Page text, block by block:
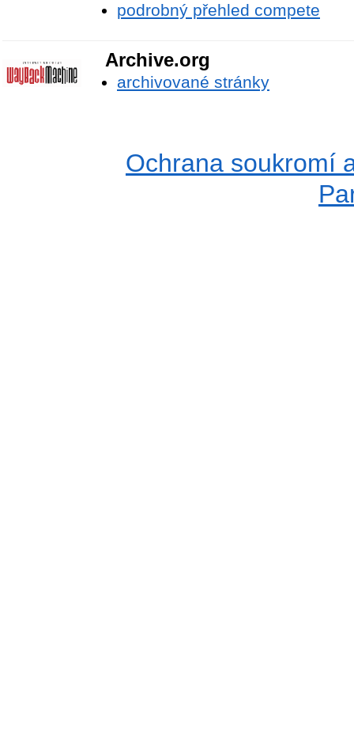
podrobný přehled compete
Archive.org
archivované stránky
Ochrana soukromí